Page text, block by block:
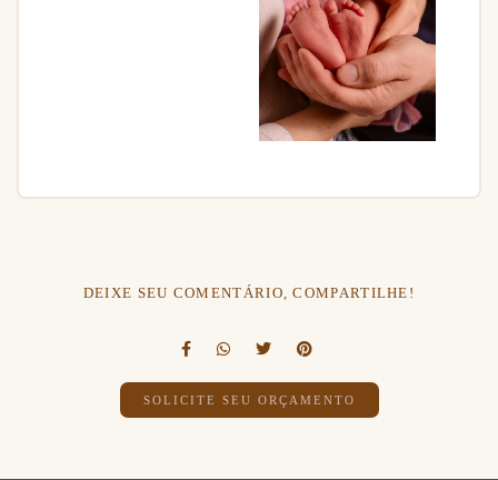
DEIXE SEU COMENTÁRIO, COMPARTILHE!
SOLICITE SEU ORÇAMENTO